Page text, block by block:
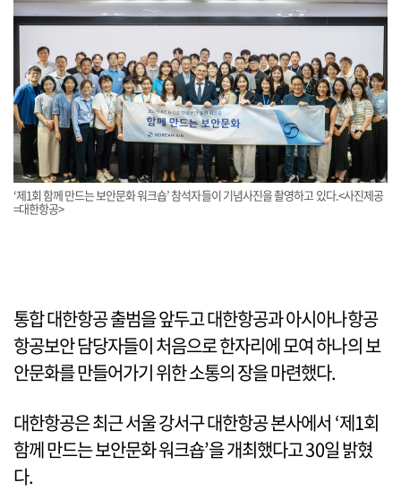
‘제1회 함께 만드는 보안문화 워크숍’ 참석자들이 기념사진을 촬영하고 있다.<사진제공
=대한항공>
통합 대한항공 출범을 앞두고 대한항공과 아시아나항공
항공보안 담당자들이 처음으로 한자리에 모여 하나의 보
안문화를 만들어가기 위한 소통의 장을 마련했다.
대한항공은 최근 서울 강서구 대한항공 본사에서 ‘제1회
함께 만드는 보안문화 워크숍’을 개최했다고 30일 밝혔
다.